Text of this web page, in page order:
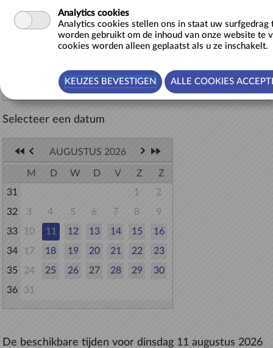
27/11/2025 tem 31/12/2027
Terug naar lijst
Selecteer een datum
AUGUSTUS 2026
M D W D V Z
Z
31
1
2
32
3 4 5 6 7 8
9
33
10 11 12 13 14 15
16
34
17 18 19 20 21 22
23
35
24 25 26 27 28 29
30
36
31
De beschikbare tijden voor dinsdag 11 augustus 2026
Analytics cookies
Analytics cookies stellen ons in staat uw surfgedrag
worden gebruikt om de inhoud van onze website te
cookies worden alleen geplaatst als u ze inschakelt.